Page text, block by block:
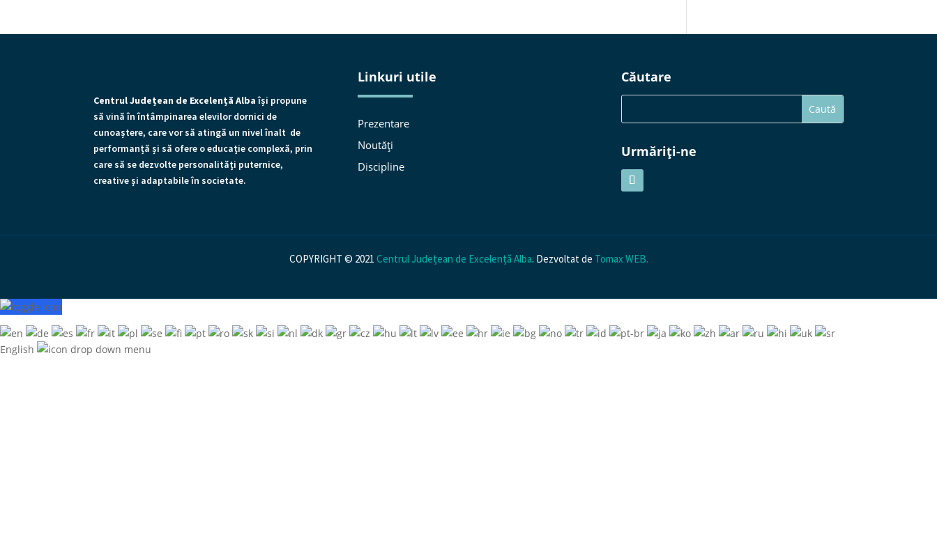
Centrul Județean de Excelență Albaîşi propune
să vină în întâmpinarea elevilor dornici de
cunoaștere, care vor să atingă un nivel înalt de
performanță și să ofere o educaţie complexă, prin
care să se dezvolte personalităţi puternice,
creative şi adaptabile în societate.
Linkuri utile
Prezentare
Noutăți
Discipline
Căutare
Urmăriți-ne
COPYRIGHT © 2021 Centrul Județean de Excelență Alba. Dezvoltat de Tomax WEB.
English